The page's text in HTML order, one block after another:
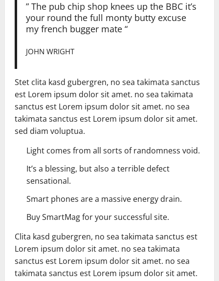
” The pub chip shop knees up the BBC it’s
your round the full monty butty excuse
my french bugger mate “
JOHN WRIGHT
Stet clita kasd gubergren, no sea takimata sanctus
est Lorem ipsum dolor sit amet. no sea takimata
sanctus est Lorem ipsum dolor sit amet. no sea
takimata sanctus est Lorem ipsum dolor sit amet.
sed diam voluptua.
Light comes from all sorts of randomness void.
It’s a blessing, but also a terrible defect
sensational.
Smart phones are a massive energy drain.
Buy SmartMag for your successful site.
Clita kasd gubergren, no sea takimata sanctus est
Lorem ipsum dolor sit amet. no sea takimata
sanctus est Lorem ipsum dolor sit amet. no sea
takimata sanctus est Lorem ipsum dolor sit amet.